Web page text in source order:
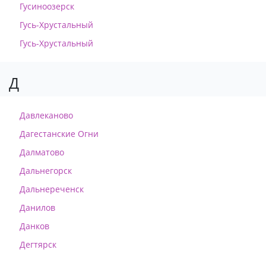
Гусиноозерск
Гусь-Хрустальный
Гусь-Хрустальный
Д
Давлеканово
Дагестанские Огни
Далматово
Дальнегорск
Дальнереченск
Данилов
Данков
Дегтярск